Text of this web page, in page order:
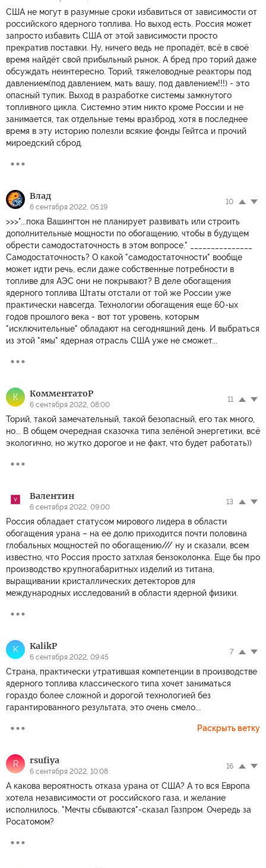
США не могут в разумные сроки избавиться от зависимости от
российского ядерного топлива. Но выход есть. Россия может
запросто избавить США от этой зависимости просто
прекратив поставки. Ну, ничего ведь не пропадёт, всё в своё
время найдёт свой прибыльный рынок. А бред про торий даже
обсуждать неинтересно. Торий, тяжеловодные реакторы под
давлением(под давлением, мать вашу, под давлением!!!) - это
опасный тупик. Выход в разработке системы замкнутого
топливного цикла. Системно этим никто кроме России и не
занимается, так отдельные темы вразброд, хотя в последнее
время в эту историю полезли всякие фонды Гейтса и прочий
мироедский сброд.
Влад
6 сентября 2022, 05:19
10
>>>"...пока Вашингтон не планирует развивать или строить
дополнительные мощности по обогащению, чтобы в будущем
обрести самодостаточность в этом вопросе." _______________
Самодостаточность? О какой "самодостаточности" вообще
может идти речь, если даже собственные потребности в
топливе для АЭС они не покрывают? В деле обогащения
ядерного топлива Штаты отстали от той же России уже
практически навсегда. Технологии обогащения еще 60-ых
годов прошлого века - вот тот уровень, которым
"исключительные" обладают на сегодняшний день. И выбраться
из этой "ямы" ядерная отрасль США уже не сможет...
К КомментатоP
6 сентября 2022, 08:00
11
Торий, такой замечательный, такой безопасный, его так много,
но... В общем очередная сказочка типа зелёной энергетики, всё
экологично, но жутко дорогое и не факт, что будет работать))
Валентин
6 сентября 2022, 09:00
13
Россия обладает статусом мирового лидера в области
обогащения урана – на ее долю приходится почти половина
глобальных мощностей по обогащению/// ну и сказали, всем
известно, что Россия просто затхлая бензоколонка. Еще бы про
производство крупногабаритных изделий из титана,
выращивании кристаллических детекторов для
международных исследований в области ядерной физики.
K KalikP
6 сентября 2022, 09:45
7
Страна, практически утратившая компетенции в производстве
ядерного топлива классического типа хочет заниматься
гораздо более сложной и дорогой технологией без
гарантированного результата, это очень смело...
Раскрыть ветку
R rsufiya
6 сентября 2022, 10:08
16
А какова вероятность отказа урана от США? А то вся Европа
хотела независимости от российского газа, и желание
исполнилось. "Мечты сбываются"-сказал Газпром. Очередь за
Росатомом?